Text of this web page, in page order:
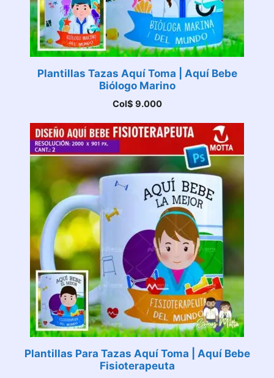
Plantillas Tazas Aquí Toma | Aquí Bebe
Biólogo Marino
Col$ 9.000
Plantillas Para Tazas Aquí Toma | Aquí Bebe
Fisioterapeuta